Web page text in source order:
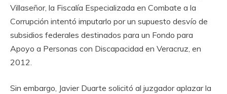
Villaseñor, la Fiscalía Especializada en Combate a la
Corrupción intentó imputarlo por un supuesto desvío de
subsidios federales destinados para un Fondo para
Apoyo a Personas con Discapacidad en Veracruz, en
2012.
Sin embargo, Javier Duarte solicitó al juzgador aplazar la